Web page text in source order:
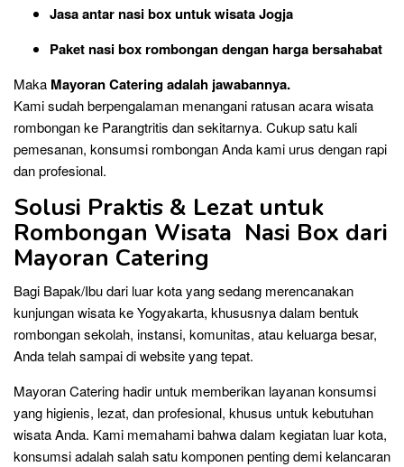
Jasa antar nasi box untuk wisata Jogja
Paket nasi box rombongan dengan harga bersahabat
Maka Mayoran Catering adalah jawabannya.
Kami sudah berpengalaman menangani ratusan acara wisata
rombongan ke Parangtritis dan sekitarnya. Cukup satu kali
pemesanan, konsumsi rombongan Anda kami urus dengan rapi
dan profesional.
Solusi Praktis & Lezat untuk
Rombongan Wisata Nasi Box dari
Mayoran Catering
Bagi Bapak/Ibu dari luar kota yang sedang merencanakan
kunjungan wisata ke Yogyakarta, khususnya dalam bentuk
rombongan sekolah, instansi, komunitas, atau keluarga besar,
Anda telah sampai di website yang tepat.
Mayoran Catering hadir untuk memberikan layanan konsumsi
yang higienis, lezat, dan profesional, khusus untuk kebutuhan
wisata Anda. Kami memahami bahwa dalam kegiatan luar kota,
konsumsi adalah salah satu komponen penting demi kelancaran